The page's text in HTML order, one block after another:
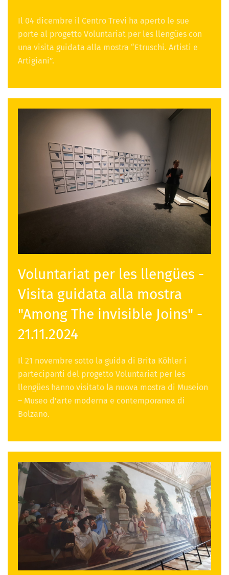
Il 04 dicembre il Centro Trevi ha aperto le sue
porte al progetto Voluntariat per les llengües con
una visita guidata alla mostra “Etruschi. Artisti e
Artigiani”.
Voluntariat per les llengües -
Visita guidata alla mostra
"Among The invisible Joins" -
21.11.2024
Il 21 novembre sotto la guida di Brita Köhler i
partecipanti del progetto Voluntariat per les
llengües hanno visitato la nuova mostra di Museion
– Museo d’arte moderna e contemporanea di
Bolzano.